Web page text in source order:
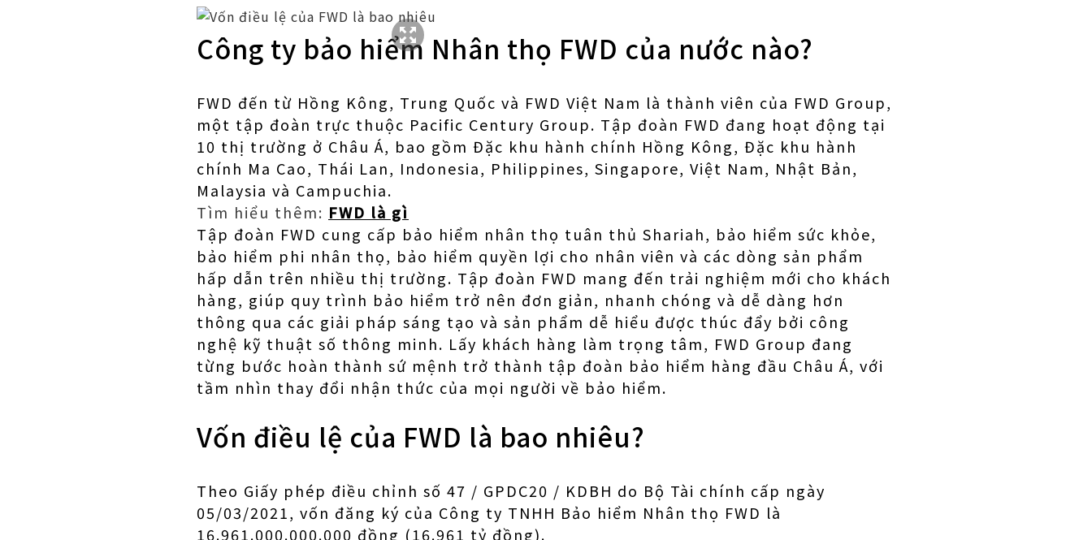
Công ty bảo hiểm Nhân thọ FWD của nước nào?
FWD đến từ Hồng Kông, Trung Quốc và FWD Việt Nam là thành viên của FWD Group,
một tập đoàn trực thuộc Pacific Century Group. Tập đoàn FWD đang hoạt động tại
10 thị trường ở Châu Á, bao gồm Đặc khu hành chính Hồng Kông, Đặc khu hành
chính Ma Cao, Thái Lan, Indonesia, Philippines, Singapore, Việt Nam, Nhật Bản,
Malaysia và Campuchia.
Tìm hiểu thêm: FWD là gì
Tập đoàn FWD cung cấp bảo hiểm nhân thọ tuân thủ Shariah, bảo hiểm sức khỏe,
bảo hiểm phi nhân thọ, bảo hiểm quyền lợi cho nhân viên và các dòng sản phẩm
hấp dẫn trên nhiều thị trường. Tập đoàn FWD mang đến trải nghiệm mới cho khách
hàng, giúp quy trình bảo hiểm trở nên đơn giản, nhanh chóng và dễ dàng hơn
thông qua các giải pháp sáng tạo và sản phẩm dễ hiểu được thúc đẩy bởi công
nghệ kỹ thuật số thông minh. Lấy khách hàng làm trọng tâm, FWD Group đang
từng bước hoàn thành sứ mệnh trở thành tập đoàn bảo hiểm hàng đầu Châu Á, với
tầm nhìn thay đổi nhận thức của mọi người về bảo hiểm.
Vốn điều lệ của FWD là bao nhiêu?
Theo Giấy phép điều chỉnh số 47 / GPDC20 / KDBH do Bộ Tài chính cấp ngày
05/03/2021, vốn đăng ký của Công ty TNHH Bảo hiểm Nhân thọ FWD là
16.961.000.000.000 đồng (16.961 tỷ đồng).